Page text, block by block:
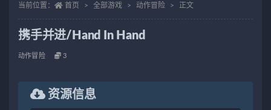
当前位置： 首页 全部游戏 动作冒险 正文
携手并进/Hand In Hand
动作冒险 3
资源信息